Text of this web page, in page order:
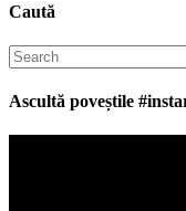
Caută
Search
for:
Ascultă poveștile